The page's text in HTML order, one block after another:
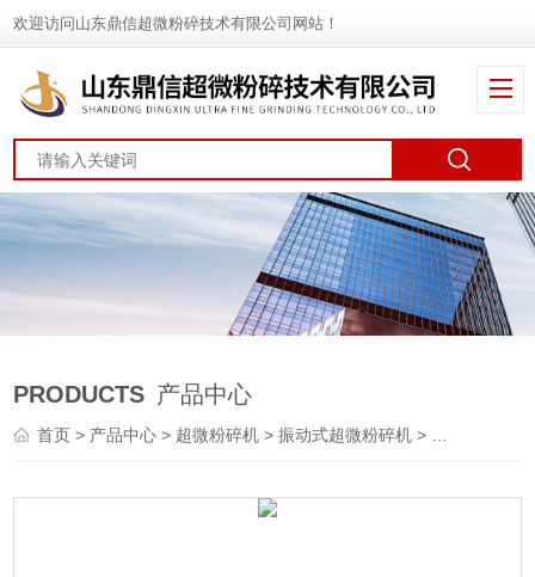
欢迎访问山东鼎信超微粉碎技术有限公司网站！
PRODUCTS 产品中心
首页> 产品中心 > 超微粉碎机 >振动式超微粉碎机 > 振动式超微粉碎机优质供应商